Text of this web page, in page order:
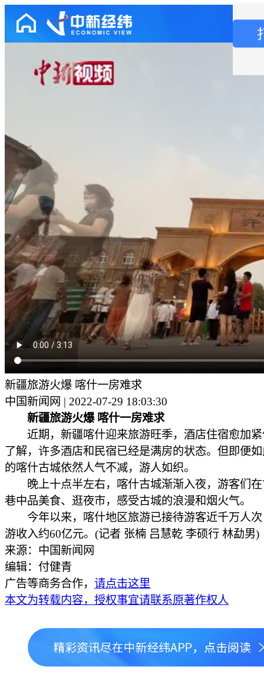
新疆旅游火爆 喀什一房难求
中国新闻网 | 2022-07-29 18:03:30
新疆旅游火爆 喀什一房难求
近期，新疆喀什迎来旅游旺季，酒店住宿愈加紧
了解，许多酒店和民宿已经是满房的状态。但即便
的喀什古城依然人气不减，游人如织。
晚上十点半左右，喀什古城渐渐入夜，游客们在
巷中品美食、逛夜市，感受古城的浪漫和烟火气。
今年以来，喀什地区旅游已接待游客近千万人次
游收入约60亿元。(记者 张楠 吕慧乾 李硕行 林勐男)
来源：中国新闻网
编辑：付健青
广告等商务合作， 请点击这里
本文为转载内容，授权事宜请联系原著作权人